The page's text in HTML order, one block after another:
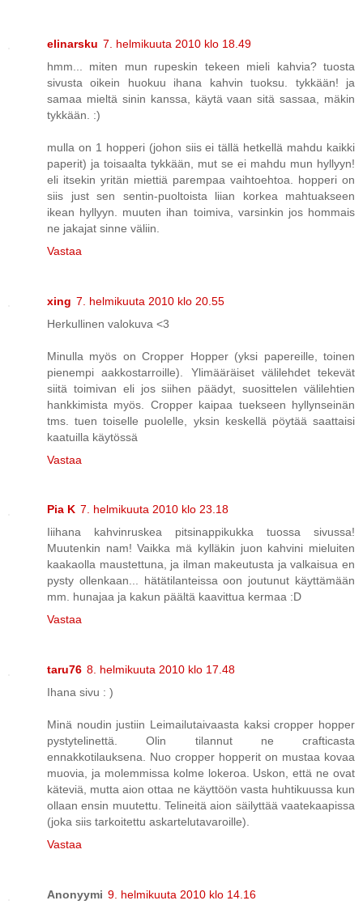
elinarsku 7. helmikuuta 2010 klo 18.49
hmm... miten mun rupeskin tekeen mieli kahvia? tuosta
sivusta oikein huokuu ihana kahvin tuoksu. tykkään! ja
samaa mieltä sinin kanssa, käytä vaan sitä sassaa, mäkin
tykkään. :)
mulla on 1 hopperi (johon siis ei tällä hetkellä mahdu kaikki
paperit) ja toisaalta tykkään, mut se ei mahdu mun hyllyyn!
eli itsekin yritän miettiä parempaa vaihtoehtoa. hopperi on
siis just sen sentin-puoltoista liian korkea mahtuakseen
ikean hyllyyn. muuten ihan toimiva, varsinkin jos hommais
ne jakajat sinne väliin.
Vastaa
xing 7. helmikuuta 2010 klo 20.55
Herkullinen valokuva <3
Minulla myös on Cropper Hopper (yksi papereille, toinen
pienempi aakkostarroille). Ylimääräiset välilehdet tekevät
siitä toimivan eli jos siihen päädyt, suosittelen välilehtien
hankkimista myös. Cropper kaipaa tuekseen hyllynseinän
tms. tuen toiselle puolelle, yksin keskellä pöytää saattaisi
kaatuilla käytössä
Vastaa
Pia K 7. helmikuuta 2010 klo 23.18
Iiihana kahvinruskea pitsinappikukka tuossa sivussa!
Muutenkin nam! Vaikka mä kylläkin juon kahvini mieluiten
kaakaolla maustettuna, ja ilman makeutusta ja valkaisua en
pysty ollenkaan... hätätilanteissa oon joutunut käyttämään
mm. hunajaa ja kakun päältä kaavittua kermaa :D
Vastaa
taru76 8. helmikuuta 2010 klo 17.48
Ihana sivu : )
Minä noudin justiin Leimailutaivaasta kaksi cropper hopper
pystytelinettä. Olin tilannut ne crafticasta
ennakkotilauksena. Nuo cropper hopperit on mustaa kovaa
muovia, ja molemmissa kolme lokeroa. Uskon, että ne ovat
käteviä, mutta aion ottaa ne käyttöön vasta huhtikuussa kun
ollaan ensin muutettu. Telineitä aion säilyttää vaatekaapissa
(joka siis tarkoitettu askartelutavaroille).
Vastaa
Anonyymi 9. helmikuuta 2010 klo 14.16